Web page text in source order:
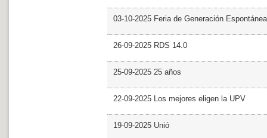
03-10-2025 Feria de Generación Espontánea
26-09-2025 RDS 14.0
25-09-2025 25 años
22-09-2025 Los mejores eligen la UPV
19-09-2025 Unió